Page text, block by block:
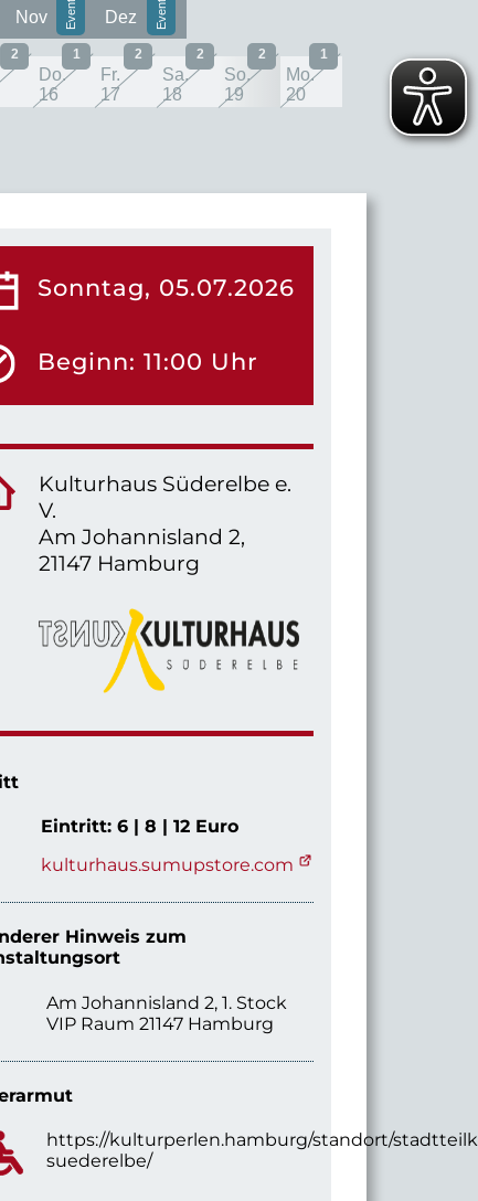
Nov Dez
2
Do.
16
1
Fr.
17
2
Sa.
18
2
So.
19
2
Mo.
20
1
Sonntag, 05.07.2026
Beginn: 11:00 Uhr
Kulturhaus Süderelbe e.
V.
Am Johannisland 2,
21147 Hamburg
Eintritt: 6 | 8 | 12 Euro
kulturhaus.sumupstore.com
Hinweis zum
Am Johannisland 2, 1. Stock
VIP Raum 21147 Hamburg
https://kulturperlen.hamburg/standort/
suederelbe/